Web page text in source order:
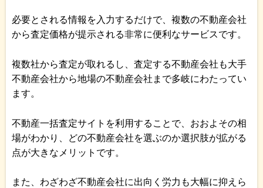
必要とされる情報を入力するだけで、複数の不動産会社
から査定価格が提示される非常に便利なサービスです。
複数社から査定が取れるし、査定する不動産会社も大手
不動産会社から地場の不動産会社まで多岐にわたってい
ます。
不動産一括査定サイトを利用することで、おおよその相
場がわかり、どの不動産会社を選ぶのか選択肢が拡がる
点が大きなメリットです。
また、わざわざ不動産会社に出向く労力も大幅に抑えら